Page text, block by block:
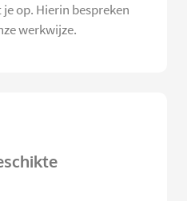
op. Hierin bespreken
werkwijze.